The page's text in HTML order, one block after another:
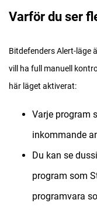
Varför du ser
Bitdefenders Alert-läge
vill ha full manuell
här läget aktiverat:
Varje program
inkommande
Du kan se
program som
programvara